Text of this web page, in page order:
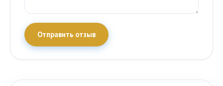
Отправить отзыв